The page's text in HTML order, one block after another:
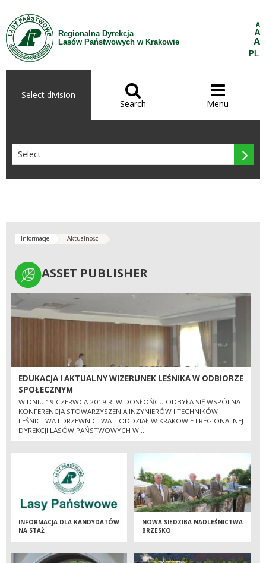
Skip to Content
Regionalna Dyrekcja
Lasów Państwowych w Krakowie
A
A
A
PL
Select division 
Search

Menu

Informacje Aktualności
ASSET PUBLISHER
ASSET PUBLISHER
EDUKACJA I AKTUALNY WIZERUNEK LEŚNIKA W ODBIORZE
SPOŁECZNYM
W DNIU 19 CZERWCA 2019 R. W DOSŁOŃCU ODBYŁA SIĘ WSPÓLNA
KONFERENCJA STOWARZYSZENIA INŻYNIERÓW I TECHNIKÓW
LEŚNICTWA I DRZEWNICTWA – ODDZIAŁ W KRAKOWIE I REGIONALNEJ
DYREKCJI LASÓW PAŃSTWOWYCH W...
INFORMACJA DLA KANDYDATÓW
NA STAŻ
NOWA SIEDZIBA NADLEŚNICTWA
BRZESKO